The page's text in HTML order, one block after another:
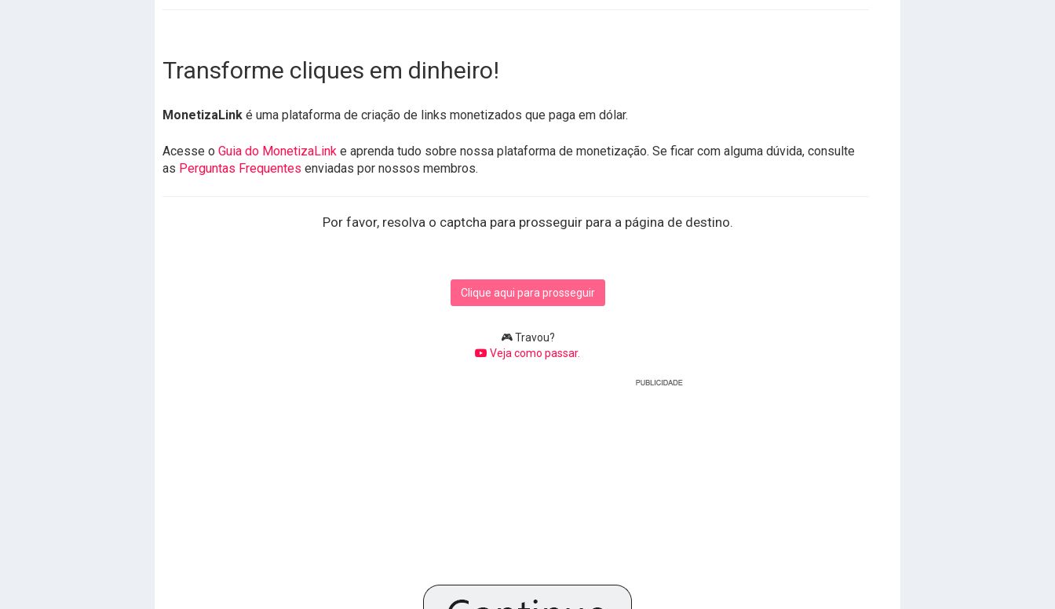
Transforme cliques em dinheiro!
MonetizaLink é uma plataforma de criação de links monetizados que paga em dólar.
Acesse o Guia do MonetizaLink e aprenda tudo sobre nossa plataforma de monetização. Se ficar com alguma dúvida, consulte
as Perguntas Frequentes enviadas por nossos membros.
Por favor, resolva o captcha para prosseguir para a página de destino.
Clique aqui para prosseguir
🎮 Travou?
Veja como passar.